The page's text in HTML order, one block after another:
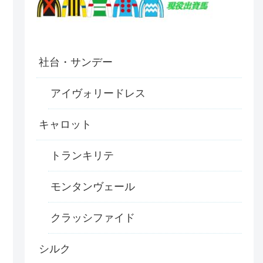
社台・サンデー
アイヴォリードレス
キャロット
トランキリテ
モンタンヴェール
クラッシファイド
シルク